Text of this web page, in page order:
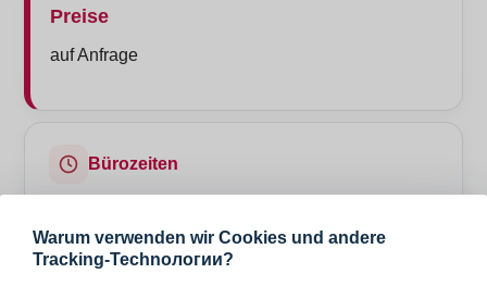
Preise
auf Anfrage
Bürozeiten
Sa + So
10:00 – 18:00
Warum verwenden wir Cookies und andere
Tracking-Technологии?